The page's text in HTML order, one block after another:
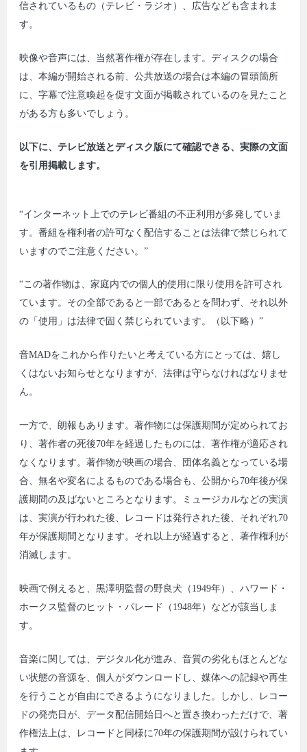
信されているもの（テレビ・ラジオ）、広告なども含まれま
す。
映像や音声には、当然著作権が存在します。ディスクの場合
は、本編が開始される前、公共放送の場合は本編の冒頭箇所
に、字幕で注意喚起を促す文面が掲載されているのを見たこと
がある方も多いでしょう。
以下に、テレビ放送とディスク版にて確認できる、実際の文面
を引用掲載します。
“インターネット上でのテレビ番組の不正利用が多発していま
す。番組を権利者の許可なく配信することは法律で禁じられて
いますのでご注意ください。”
“この著作物は、家庭内での個人的使用に限り使用を許可され
ています。その全部であると一部であるとを問わず、それ以外
の「使用」は法律で固く禁じられています。（以下略）”
音MADをこれから作りたいと考えている方にとっては、嬉し
くはないお知らせとなりますが、法律は守らなければなりませ
ん。
一方で、朗報もあります。著作物には保護期間が定められてお
り、著作者の死後70年を経過したものには、著作権が適応され
なくなります。著作物が映画の場合、団体名義となっている場
合、無名や変名によるものである場合も、公開から70年後が保
護期間の及ばないところとなります。ミュージカルなどの実演
は、実演が行われた後、レコードは発行された後、それぞれ70
年が保護期間となります。それ以上が経過すると、著作権利が
消滅します。
映画で例えると、黒澤明監督の野良犬（1949年）、ハワード・
ホークス監督のヒット・パレード（1948年）などが該当しま
す。
音楽に関しては、デジタル化が進み、音質の劣化もほとんどな
い状態の音源を、個人がダウンロードし、媒体への記録や再生
を行うことが自由にできるようになりました。しかし、レコー
ドの発売日が、データ配信開始日へと置き換わっただけで、著
作権法上は、レコードと同様に70年の保護期間が設けられてい